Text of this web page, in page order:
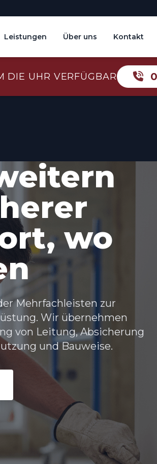
Leistungen Über uns Kontakt
DIE UHR VERFÜGBAR
wo
Mehrfachleisten zur
Wir übernehmen
von Leitung, Absicherung
und Bauweise.